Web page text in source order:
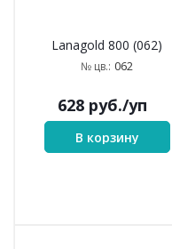
Lanagold 800 (062)
№ цв.: 062
628 руб./уп
В корзину